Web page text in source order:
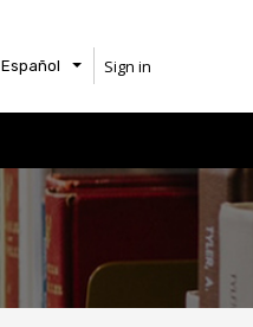
Español Sign in